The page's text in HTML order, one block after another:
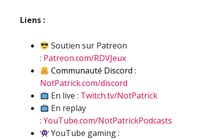
Liens :
Soutien sur Patreon
: Patreon.com/RDVJeux
Communauté Discord :
NotPatrick.com/discord
En live : Twitch.tv/NotPatrick
En replay
: YouTube.com/NotPatrickPodcasts
YouTube gaming :